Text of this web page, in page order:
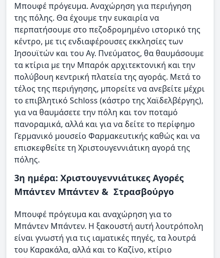
Μπουφέ πρόγευμα. Αναχώρηση για περιήγηση
της πόλης. Θα έχουμε την ευκαιρία να
περπατήσουμε στο πεζοδρομημένο ιστορικό της
κέντρο, με τις ενδιαφέρουσες εκκλησίες των
Ιησουϊτών και του Αγ. Πνεύματος, θα θαυμάσουμε
τα κτίρια με την Μπαρόκ αρχιτεκτονική και την
πολύβουη κεντρική πλατεία της αγοράς. Μετά το
τέλος της περιήγησης, μπορείτε να ανεβείτε μέχρι
το επιβλητικό Schloss (κάστρο της Χαϊδελβέργης),
για να θαυμάσετε την πόλη και τον ποταμό
πανοραμικά, αλλά και για να δείτε το περίφημο
Γερμανικό μουσείο Φαρμακευτικής καθώς και να
επισκεφθείτε τη Χριστουγεννιάτικη αγορά της
πόλης.
3η ημέρα: Χριστουγεννιάτικες Αγορές
Μπάντεν Μπάντεν & Στρασβούργο
Μπουφέ πρόγευμα και αναχώρηση για το
Μπάντεν Μπάντεν. Η ξακουστή αυτή λουτρόπολη
είναι γνωστή για τις ιαματικές πηγές, τα λουτρά
του Καρακάλα, αλλά και το Καζίνο, κτίριο